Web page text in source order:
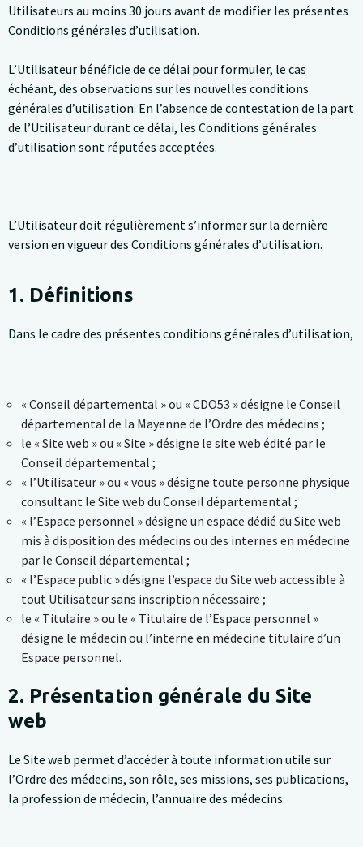
Utilisateurs au moins 30 jours avant de modifier les présentes
Conditions générales d’utilisation.
L’Utilisateur bénéficie de ce délai pour formuler, le cas
échéant, des observations sur les nouvelles conditions
générales d’utilisation. En l’absence de contestation de la part
de l’Utilisateur durant ce délai, les Conditions générales
d’utilisation sont réputées acceptées.
L’Utilisateur doit régulièrement s’informer sur la dernière
version en vigueur des Conditions générales d’utilisation.
1. Définitions
Dans le cadre des présentes conditions générales d’utilisation,
« Conseil départemental » ou « CDO53 » désigne le Conseil
départemental de la Mayenne de l’Ordre des médecins ;
le « Site web » ou « Site » désigne le site web édité par le
Conseil départemental ;
« l’Utilisateur » ou « vous » désigne toute personne physique
consultant le Site web du Conseil départemental ;
« l’Espace personnel » désigne un espace dédié du Site web
mis à disposition des médecins ou des internes en médecine
par le Conseil départemental ;
« l’Espace public » désigne l’espace du Site web accessible à
tout Utilisateur sans inscription nécessaire ;
le « Titulaire » ou le « Titulaire de l’Espace personnel »
désigne le médecin ou l’interne en médecine titulaire d’un
Espace personnel.
2. Présentation générale du Site
web
Le Site web permet d’accéder à toute information utile sur
l’Ordre des médecins, son rôle, ses missions, ses publications,
la profession de médecin, l’annuaire des médecins.